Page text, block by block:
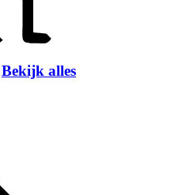
Bekijk alles